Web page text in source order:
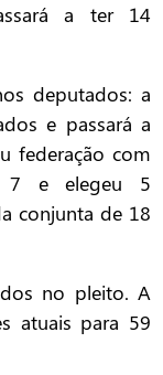
a ter 14
deputados: a
e passará a
federação com
7 e elegeu 5
conjunta de 18
no pleito. A
atuais para 59